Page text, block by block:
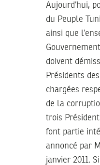
Aujourd’hui,
du Peuple
ainsi que
doivent
Présidents
chargées
de la
trois
font partie
annoncé par
janvier 2011.